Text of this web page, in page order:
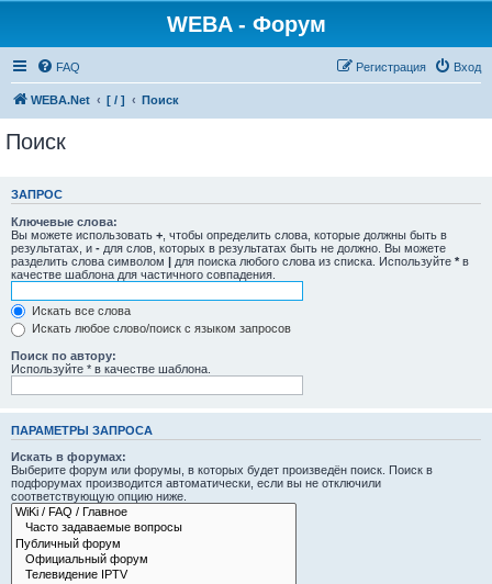
WEBA - Форум
FAQ Вход
Регистрация
WEBA.Net [ / ] Поиск
Поиск
ЗАПРОС
Ключевые слова:
Вы можете использовать + , чтобы определить слова, которые должны быть в
результатах, и - для слов, которых в результатах быть не должно. Вы можете
разделить слова символом | для поиска любого слова из списка. Используйте * в
качестве шаблона для частичного совпадения.
Искать все слова
Искать любое слово/поиск с языком запросов
Поиск по автору:
Используйте * в качестве шаблона.
ПАРАМЕТРЫ ЗАПРОСА
Искать в форумах:
Выберите форум или форумы, в которых будет произведён поиск. Поиск в
подфорумах производится автоматически, если вы не отключили
соответствующую опцию ниже.